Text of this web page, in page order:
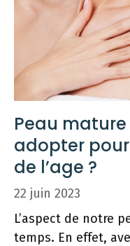
Peau
adopter
de l’age ?
22 juin 2023
L’aspect de notre
temps. En effet,